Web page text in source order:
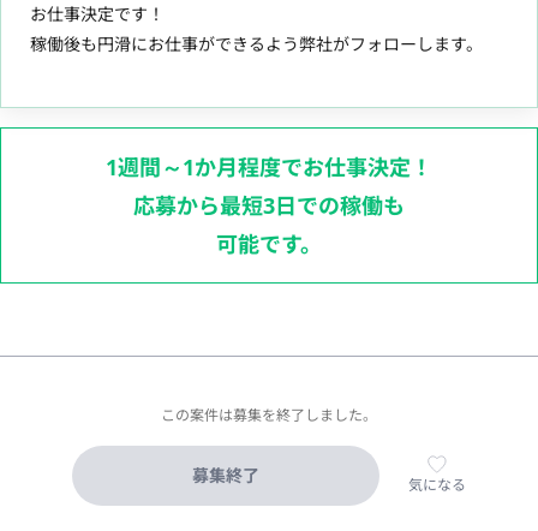
お仕事決定です！
稼働後も円滑にお仕事ができるよう弊社がフォローします。
1週間～1か月程度でお仕事決定！
応募から最短3日での稼働も
可能です。
この案件は募集を終了しました。
募集終了 気になる